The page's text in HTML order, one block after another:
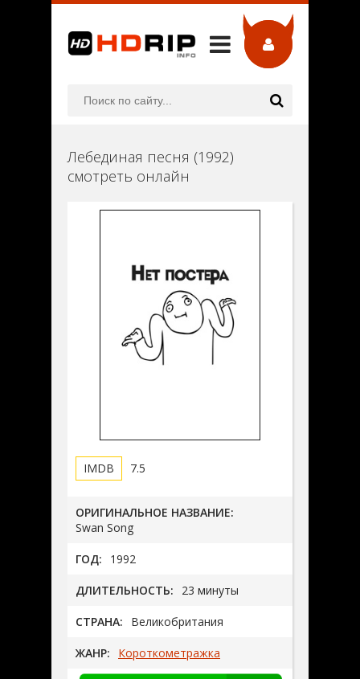
Лебединая песня (1992)
смотреть онлайн
7.5
ОРИГИНАЛЬНОЕ НАЗВАНИЕ:
Swan Song
ГОД: 1992
ДЛИТЕЛЬНОСТЬ: 23 минуты
СТРАНА: Великобритания
ЖАНР: Короткометражка